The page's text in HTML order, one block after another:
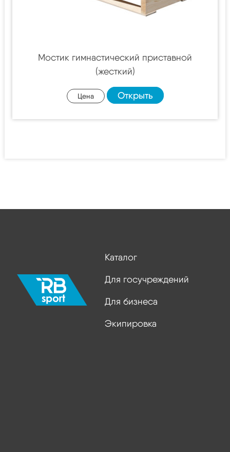
Мостик гимнастический приставной
(жесткий)
Цена Открыть
Каталог
Для госучреждений
Для бизнеса
Экипировка